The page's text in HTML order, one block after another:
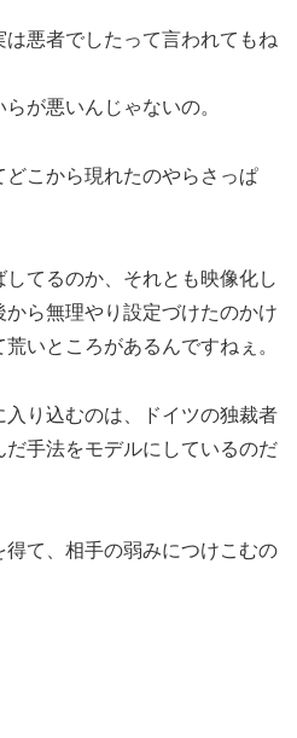
悪者でしたって言われてもね
が悪いんじゃないの。
こから現れたのやらさっぱ
てるのか、それとも映像化し
ら無理やり設定づけたのかけ
いところがあるんですねぇ。
り込むのは、ドイツの独裁者
だ手法をモデルにしているのだ
て、相手の弱みにつけこむの